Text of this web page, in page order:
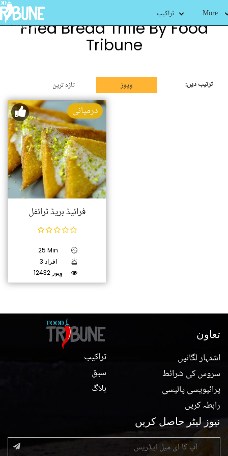
تراکیب More
Fried Bread Trifle By Food
Tribune
ترتیب دیں: تازہ ترین وِیوز
درمیانی
فرائیڈ بریڈ ٹرائفل
25 Min
3 افراد
12432 وِیوز
تراکیب
سبق
بلاگ
تعاون
اشتہار لگائیں
سروس کی شرائط
پرائیویسی پالیسی
رابطہ کریں
نیوز لیٹر حاصل کریں